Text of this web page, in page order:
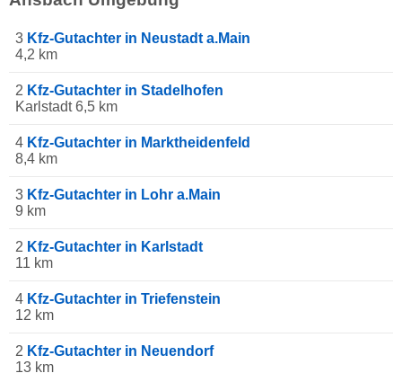
3 Kfz-Gutachter in Neustadt a.Main
4,2 km
2 Kfz-Gutachter in Stadelhofen
Karlstadt 6,5 km
4 Kfz-Gutachter in Marktheidenfeld
8,4 km
3 Kfz-Gutachter in Lohr a.Main
9 km
2 Kfz-Gutachter in Karlstadt
11 km
4 Kfz-Gutachter in Triefenstein
12 km
2 Kfz-Gutachter in Neuendorf
13 km